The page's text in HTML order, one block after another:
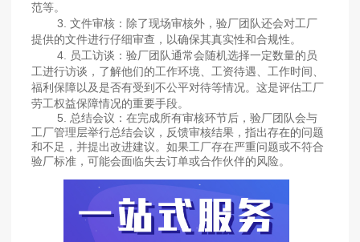
范等。
3. 文件审核：除了现场审核外，验厂团队还会对工厂
提供的文件进行仔细审查，以确保其真实性和合规性。
4. 员工访谈：验厂团队通常会随机选择一定数量的员
工进行访谈，了解他们的工作环境、工资待遇、工作时间、
福利保障以及是否有受到不公平对待等情况。这是评估工厂
劳工权益保障情况的重要手段。
5. 总结会议：在完成所有审核环节后，验厂团队会与
工厂管理层举行总结会议，反馈审核结果，指出存在的问题
和不足，并提出改进建议。如果工厂存在严重问题或不符合
验厂标准，可能会面临失去订单或合作伙伴的风险。